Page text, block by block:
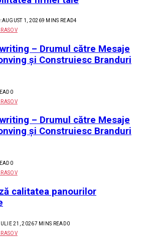
AUGUST 1, 20269 MINS READ4
– Drumul către Mesaje
și Construiesc Branduri
0
– Drumul către Mesaje
și Construiesc Branduri
0
calitatea panourilor
IULIE 21, 20267 MINS READ0